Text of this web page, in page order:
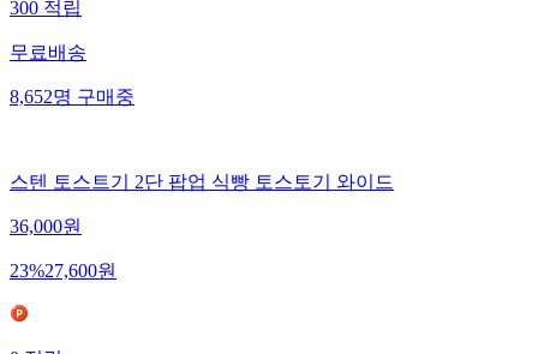
300적립
무료배송
8,652명구매중
스텐 토스트기 2단 팝업 식빵 토스토기 와이드
36,000원
23%27,600원